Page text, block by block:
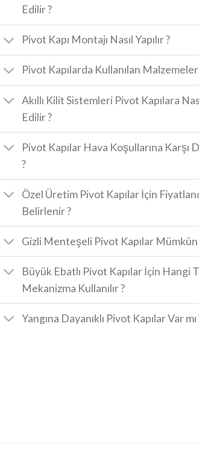
Edilir ?
Pivot Kapı Montajı Nasıl Yapılır ?
Pivot Kapılarda Kullanılan
Akıllı Kilit Sistemleri Pivot Kapılara
Edilir ?
Pivot Kapılar Hava Koşullarına Karşı
?
Özel Üretim Pivot Kapılar İçin
Belirlenir ?
Gizli Menteşeli Pivot Kapılar Mümkün
Büyük Ebatlı Pivot Kapılar İçin Hangi
Mekanizma Kullanılır ?
Yangına Dayanıklı Pivot Kapılar Var mı